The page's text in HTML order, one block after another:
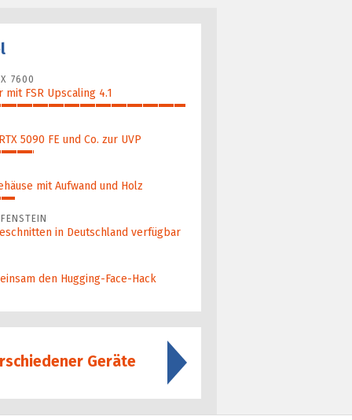
7600
FSR Upscaling 4.1
5090 FE und Co. zur UVP
mit Aufwand und Holz
in Deutschland verfügbar
den Hugging-Face-Hack
Geräte